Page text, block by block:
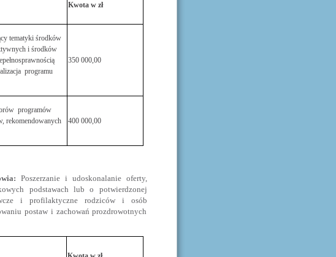
Kwota w zł
tematyki środków
i środków
programu
350 000,00
programów
rekomendowanych
400 000,00
Poszerzanie i udoskonalanie oferty,
podstawach lub o potwierdzonej
i profilaktyczne rodziców i osób
postaw i zachowań prozdrowotnych